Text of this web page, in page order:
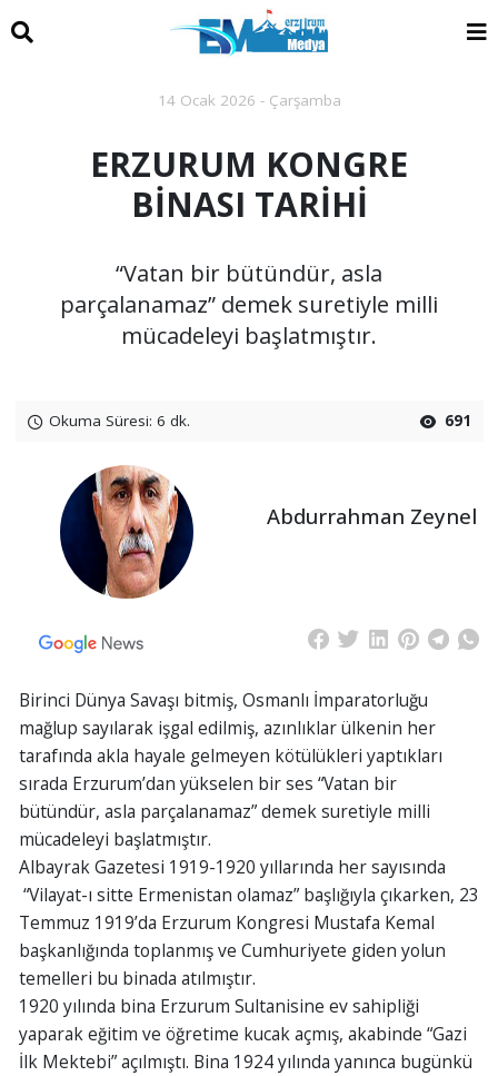
14 Ocak 2026 - Çarşamba
ERZURUM KONGRE
BİNASI TARİHİ
“Vatan bir bütündür, asla
parçalanamaz” demek suretiyle milli
mücadeleyi başlatmıştır.
Okuma Süresi: 6 dk. 691
Abdurrahman Zeynel
Birinci Dünya Savaşı bitmiş, Osmanlı İmparatorluğu
mağlup sayılarak işgal edilmiş, azınlıklar ülkenin her
tarafında akla hayale gelmeyen kötülükleri yaptıkları
sırada Erzurum’dan yükselen bir ses “Vatan bir
bütündür, asla parçalanamaz” demek suretiyle milli
mücadeleyi başlatmıştır.
Albayrak Gazetesi 1919-1920 yıllarında her sayısında
“Vilayat-ı sitte Ermenistan olamaz” başlığıyla çıkarken, 23
Temmuz 1919’da Erzurum Kongresi Mustafa Kemal
başkanlığında toplanmış ve Cumhuriyete giden yolun
temelleri bu binada atılmıştır.
1920 yılında bina Erzurum Sultanisine ev sahipliği
yaparak eğitim ve öğretime kucak açmış, akabinde “Gazi
İlk Mektebi” açılmıştı. Bina 1924 yılında yanınca bugünkü